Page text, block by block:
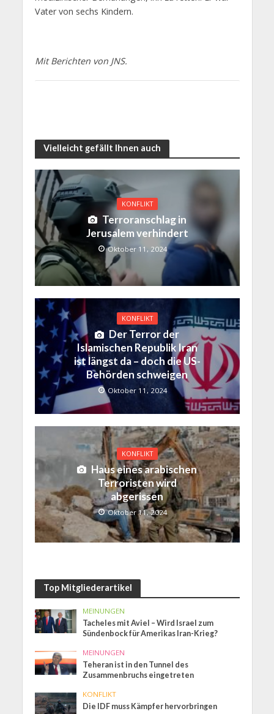
Vater von sechs Kindern.
Mit Berichten von JNS.
Vielleicht gefällt Ihnen auch
KONFLIKT
Terroranschlag in
Jerusalem verhindert
Oktober 11, 2024
KONFLIKT
Der Terror der
Islamischen Republik Iran
ist längst da – doch die US-
Behörden schweigen
Oktober 11, 2024
KONFLIKT
Haus eines arabischen
Terroristen wird
abgerissen
Oktober 11, 2024
Top Mitgliederartikel
MEINUNGEN
Tacheles mit Aviel – Wird Israel zum
Sündenbock für Amerikas Iran-Krieg?
MEINUNGEN
Teheran ist in den Tunnel des
Zusammenbruchs eingetreten
KONFLIKT
Die IDF muss Kämpfer hervorbringen